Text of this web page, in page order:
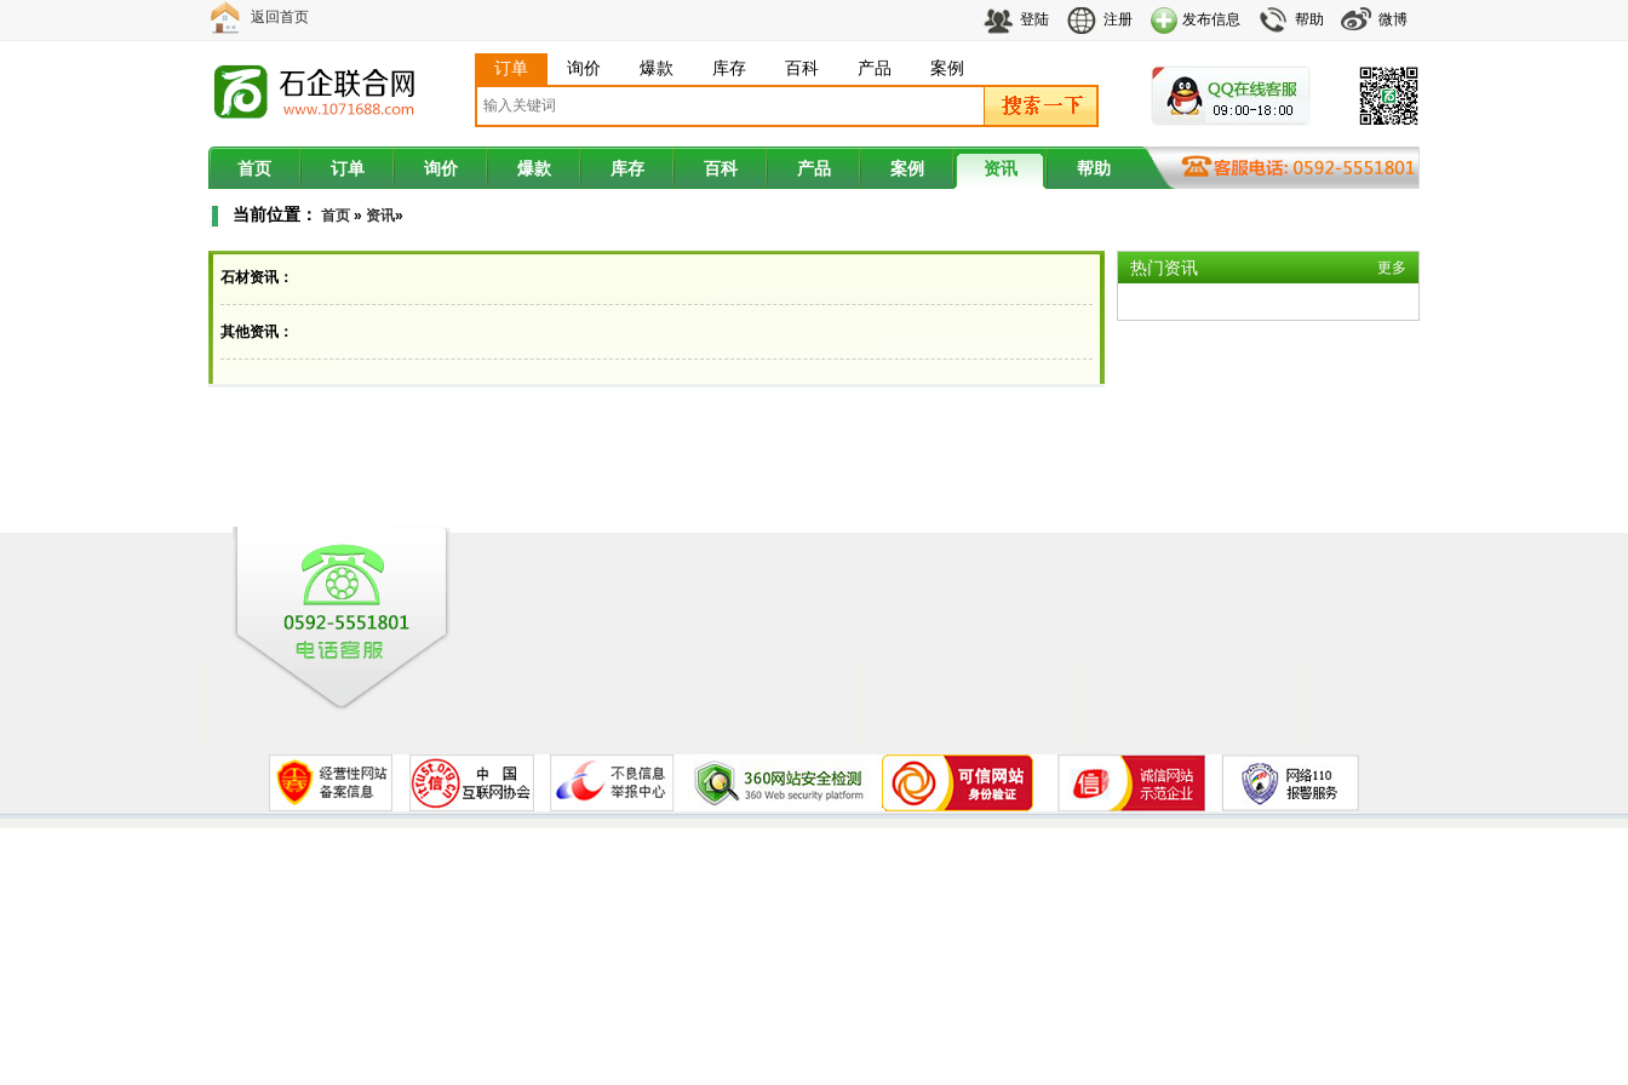
返回首页 登陆 注册 发布信息 帮助 微博
订单 询价 爆款 库存 百科 产品 案例
首页 订单 询价 爆款 库存 百科 产品 案例 资讯 帮助
当前位置： 首页 » 资讯»
石材资讯：
其他资讯：
更多
热门资讯